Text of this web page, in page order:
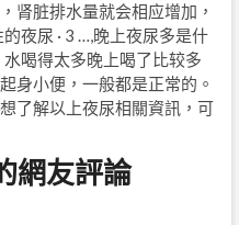
肾脏排水量就会相应增加，
夜尿 · 3 …,晚上夜尿多是什
喝得太多晚上喝了比较多
身小便，一般都是正常的。
了解以上夜尿相關資訊，可
網友評論